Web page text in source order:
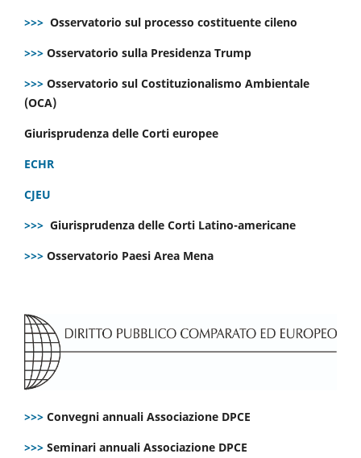
>>> Osservatorio sul processo costituente cileno
>>> Osservatorio sulla Presidenza Trump
>>> Osservatorio sul Costituzionalismo Ambientale
(OCA)
Giurisprudenza delle Corti europee
ECHR
CJEU
>>> Giurisprudenza delle Corti Latino-americane
>>> Osservatorio Paesi Area Mena
>>> Convegni annuali Associazione DPCE
>>> Seminari annuali Associazione DPCE